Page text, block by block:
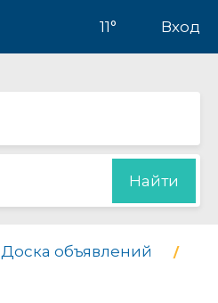
11° Вход
Найти
Доска объявлений